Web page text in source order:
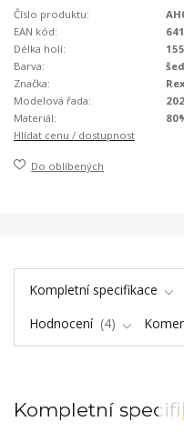
Číslo produktu:
EAN kód:
Délka holí:
155
Barva:
Značka:
Rex
Modelová řada:
Materiál:
Hlídat cenu / dostupnost
Do oblíbených
Kompletní specifikace
Hodnocení
4
Kompletní